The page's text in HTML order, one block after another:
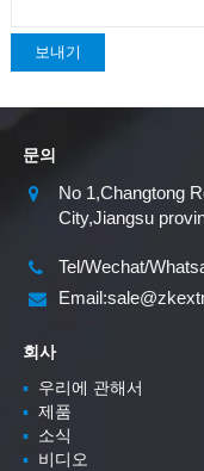
보내기
문의
No 1,Changtong
City,Jiangsu
Tel/Wechat/
회사
▪우리에 관해서
▪제품
▪소식
▪비디오